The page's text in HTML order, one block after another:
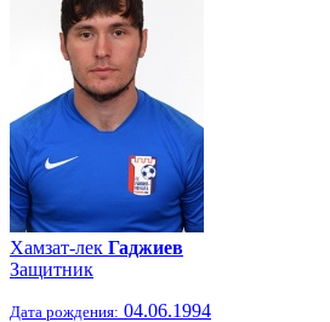
Хамзат-лек Гаджиев
Защитник
Дата рождения: 04.06.1994